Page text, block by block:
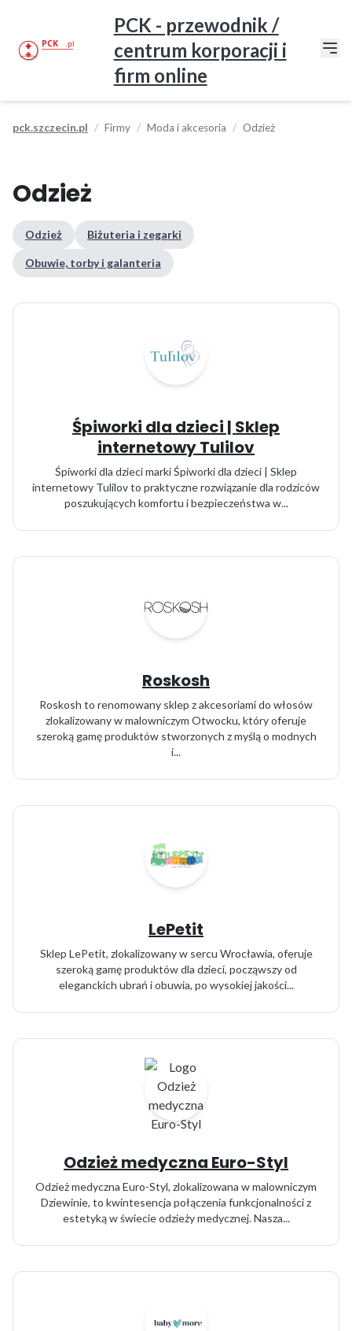
PCK - przewodnik /
centrum korporacji i
firm online
pck.szczecin.pl Firmy Moda i akcesoria Odzież
Odzież
Odzież Biżuteria i zegarki
Obuwie, torby i galanteria
Śpiworki dla dzieci | Sklep
internetowy Tulilov
Śpiworki dla dzieci marki Śpiworki dla dzieci | Sklep
internetowy Tulilov to praktyczne rozwiązanie dla rodziców
poszukujących komfortu i bezpieczeństwa w...
Roskosh
Roskosh to renomowany sklep z akcesoriami do włosów
zlokalizowany w malowniczym Otwocku, który oferuje
szeroką gamę produktów stworzonych z myślą o modnych
i...
LePetit
Sklep LePetit, zlokalizowany w sercu Wrocławia, oferuje
szeroką gamę produktów dla dzieci, począwszy od
eleganckich ubrań i obuwia, po wysokiej jakości...
Odzież medyczna Euro-Styl
Odzież medyczna Euro-Styl, zlokalizowana w malowniczym
Dziewinie, to kwintesencja połączenia funkcjonalności z
estetyką w świecie odzieży medycznej. Nasza...